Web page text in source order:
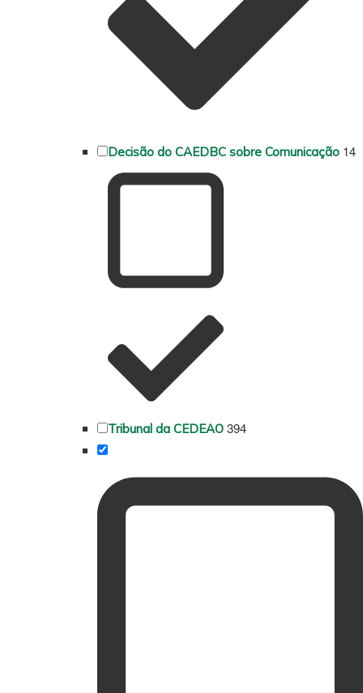
Decisão do CAEDBC sobre Comunicação 14
Tribunal da CEDEAO 394